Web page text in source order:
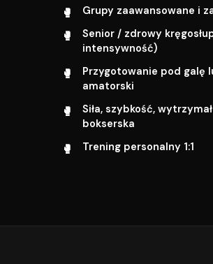
Grupy zaawansowane i
Senior / zdrowy
intensywność)
Przygotowanie pod galę
amatorski
Siła, szybkość,
bokserska
Trening personalny 1:1